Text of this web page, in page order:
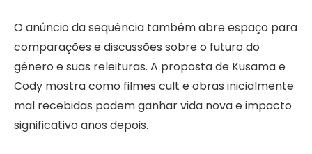
O anúncio da sequência também abre espaço para
comparações e discussões sobre o futuro do
gênero e suas releituras. A proposta de Kusama e
Cody mostra como filmes cult e obras inicialmente
mal recebidas podem ganhar vida nova e impacto
significativo anos depois.